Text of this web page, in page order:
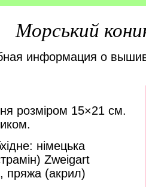
Морський
информация о
розміром 15×21 см.
німецька
Zweigart
пряжа (акрил)